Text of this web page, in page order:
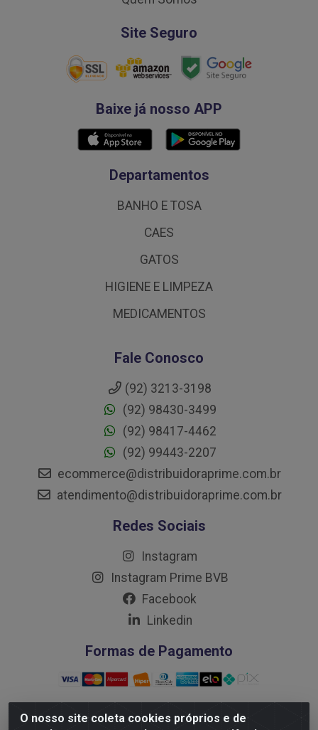
O nosso site coleta cookies próprios e de
Site Seguro
Baixe já nosso APP
Departamentos
BANHO E TOSA
CAES
GATOS
HIGIENE E LIMPEZA
MEDICAMENTOS
Fale Conosco
(92) 3213-3198
(92) 98430-3499
(92) 98417-4462
(92) 99443-2207
ecommerce@distribuidoraprime.com.br
atendimento@distribuidoraprime.com.br
Redes Sociais
Instagram
Instagram Prime BVB
Facebook
Linkedin
Formas de Pagamento